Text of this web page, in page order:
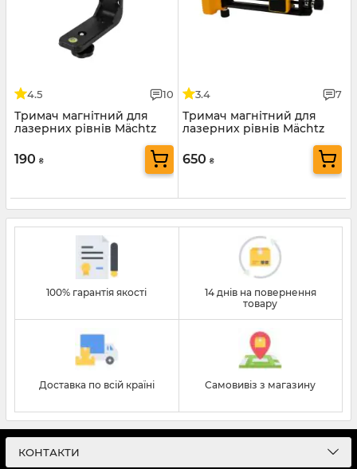
4.5 10
Тримач магнітний для
лазерних рівнів Mächtz
190 ₴
3.4 7
Тримач магнітний для
лазерних рівнів Mächtz
650 ₴
100% гарантія якості
14 днів на повернення
товару
Доставка по всій країні Самовивіз з магазину
КОНТАКТИ